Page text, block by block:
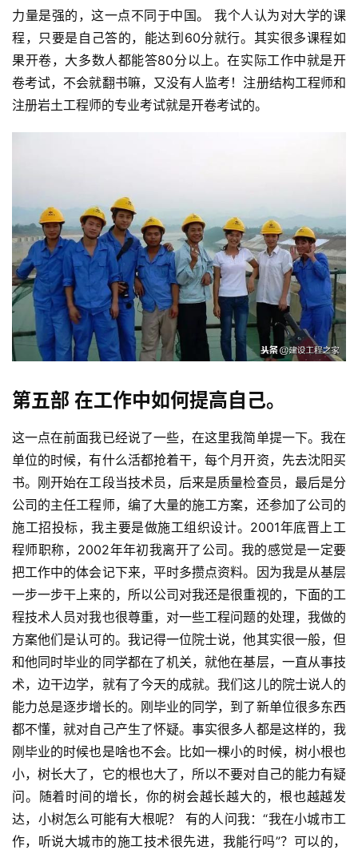
每
日
好
诗
力量是强的，这一点不同于中国。 我个人认为对大学的课
程，只要是自己答的，能达到60分就行。其实很多课程如
果开卷，大多数人都能答80分以上。在实际工作中就是开
卷考试，不会就翻书嘛，又没有人监考！注册结构工程师和
注册岩土工程师的专业考试就是开卷考试的。
第五部 在工作中如何提高自己。
这一点在前面我已经说了一些，在这里我简单提一下。我在
单位的时候，有什么活都抢着干，每个月开资，先去沈阳买
书。刚开始在工段当技术员，后来是质量检查员，最后是分
公司的主任工程师，编了大量的施工方案，还参加了公司的
施工招投标，我主要是做施工组织设计。2001年底晋上工
程师职称，2002年年初我离开了公司。我的感觉是一定要
把工作中的体会记下来，平时多攒点资料。因为我是从基层
一步一步干上来的，所以公司对我还是很重视的，下面的工
程技术人员对我也很尊重，对一些工程问题的处理，我做的
方案他们是认可的。我记得一位院士说，他其实很一般，但
和他同时毕业的同学都在了机关，就他在基层，一直从事技
术，边干边学，就有了今天的成就。我们这儿的院士说人的
能力总是逐步增长的。刚毕业的同学，到了新单位很多东西
都不懂，就对自己产生了怀疑。事实很多人都是这样的，我
刚毕业的时候也是啥也不会。比如一棵小的时候，树小根也
小，树长大了，它的根也大了，所以不要对自己的能力有疑
问。随着时间的增长，你的树会越长越大的，根也越越发
达，小树怎么可能有大根呢？ 有的人问我：“我在小城市工
作，听说大城市的施工技术很先进，我能行吗”？可以的，